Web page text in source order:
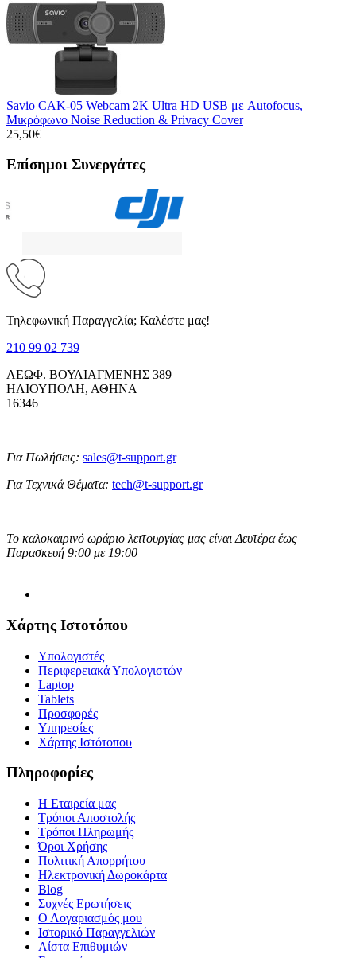
Savio CAK-05 Webcam 2K Ultra HD USB με Autofocus,
Μικρόφωνο Noise Reduction & Privacy Cover
25,50€
Επίσημοι Συνεργάτες
Τηλεφωνική Παραγγελία; Καλέστε μας!
210 99 02 739
ΛΕΩΦ. ΒΟΥΛΙΑΓΜΕΝΗΣ 389
ΗΛΙΟΥΠΟΛΗ, ΑΘΗΝΑ
16346
Για Πωλήσεις: sales@t-support.gr
Για Τεχνικά Θέματα: tech@t-support.gr
Το καλοκαιρινό ωράριο λειτουργίας μας είναι Δευτέρα έως
Παρασκευή 9:00 με 19:00
Χάρτης Ιστοτόπου
Υπολογιστές
Περιφερειακά Υπολογιστών
Laptop
Tablets
Προσφορές
Υπηρεσίες
Χάρτης Ιστότοπου
Πληροφορίες
Η Εταιρεία μας
Τρόποι Αποστολής
Τρόποι Πληρωμής
Όροι Χρήσης
Πολιτική Απορρήτου
Ηλεκτρονική Δωροκάρτα
Blog
Συχνές Ερωτήσεις
Ο Λογαριασμός μου
Ιστορικό Παραγγελιών
Λίστα Επιθυμιών